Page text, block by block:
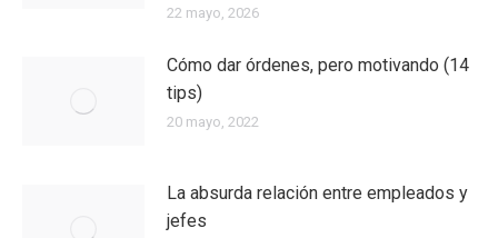
22 mayo, 2026
Cómo dar órdenes, pero motivando (14
tips)
20 mayo, 2022
La absurda relación entre empleados y
jefes